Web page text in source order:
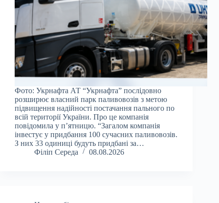
Фото: Укрнафта АТ “Укрнафта” послідовно
розширює власний парк паливовозів з метою
підвищення надійності постачання пального по
всій території України. Про це компанія
повідомила у п’ятницю. “Загалом компанія
інвестує у придбання 100 сучасних паливовозів.
З них 33 одиниці будуть придбані за…
Філіп Середа
08.08.2026